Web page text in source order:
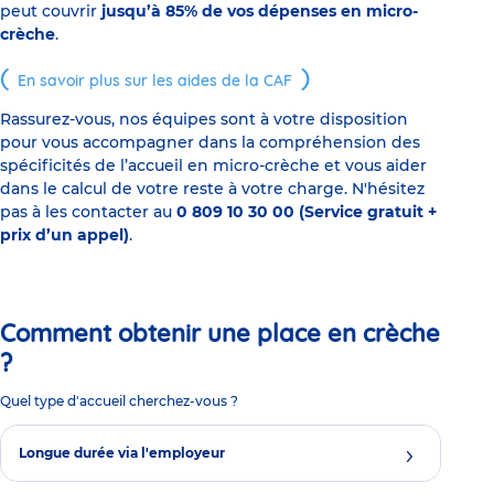
peut couvrir jusqu’à 85% de vos dépenses en micro-
crèche.
En savoir plus sur les aides de la CAF
Rassurez-vous, nos équipes sont à votre disposition
pour vous accompagner dans la compréhension des
spécificités de l’accueil en micro-crèche et vous aider
dans le calcul de votre reste à votre charge. N'hésitez
pas à les contacter au 0 809 10 30 00 (Service gratuit +
prix d’un appel).
Comment obtenir une place en crèche
?
Quel type d'accueil cherchez-vous ?
Longue durée via l'employeur